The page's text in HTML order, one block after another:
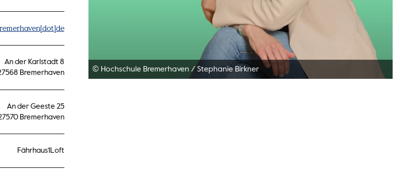
An der Karlstadt 8
Bremerhaven
An der Geeste 25
Bremerhaven
Fährhaus1Loft
© Hochschule Bremerhaven /Stephanie Birkner